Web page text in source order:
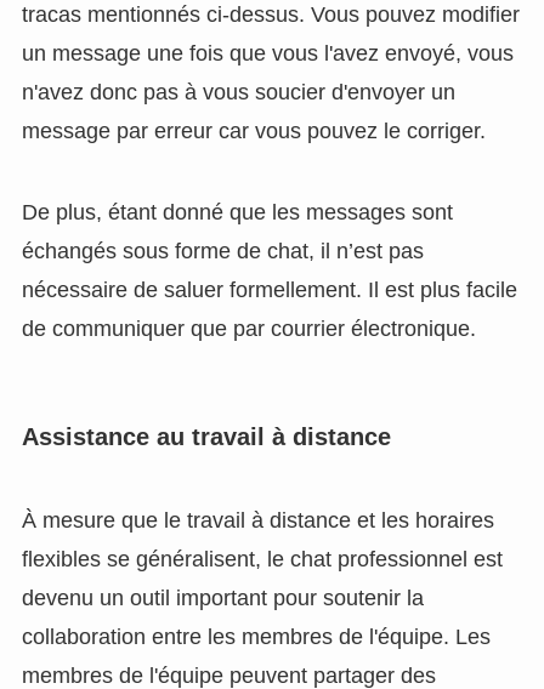
tracas mentionnés ci-dessus. Vous pouvez modifier
un message une fois que vous l'avez envoyé, vous
n'avez donc pas à vous soucier d'envoyer un
message par erreur car vous pouvez le corriger.
De plus, étant donné que les messages sont
échangés sous forme de chat, il n’est pas
nécessaire de saluer formellement. Il est plus facile
de communiquer que par courrier électronique.
Assistance au travail à distance
À mesure que le travail à distance et les horaires
flexibles se généralisent, le chat professionnel est
devenu un outil important pour soutenir la
collaboration entre les membres de l'équipe. Les
membres de l'équipe peuvent partager des